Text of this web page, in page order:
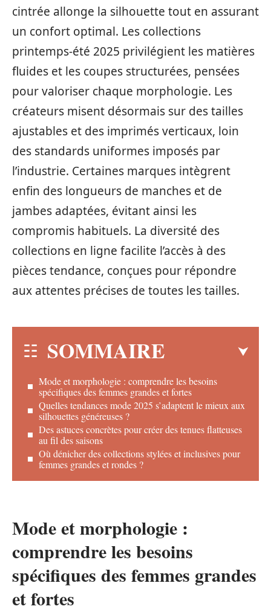
cintrée allonge la silhouette tout en assurant
un confort optimal. Les collections
printemps-été 2025 privilégient les matières
fluides et les coupes structurées, pensées
pour valoriser chaque morphologie. Les
créateurs misent désormais sur des tailles
ajustables et des imprimés verticaux, loin
des standards uniformes imposés par
l’industrie. Certaines marques intègrent
enfin des longueurs de manches et de
jambes adaptées, évitant ainsi les
compromis habituels. La diversité des
collections en ligne facilite l’accès à des
pièces tendance, conçues pour répondre
aux attentes précises de toutes les tailles.
SOMMAIRE
Mode et morphologie : comprendre les besoins
spécifiques des femmes grandes et fortes
Quelles tendances mode 2025 s’adaptent le mieux aux
silhouettes généreuses ?
Des astuces concrètes pour créer des tenues flatteuses
au fil des saisons
Où dénicher des collections stylées et inclusives pour
femmes grandes et rondes ?
Mode et morphologie :
comprendre les besoins
spécifiques des femmes grandes
et fortes